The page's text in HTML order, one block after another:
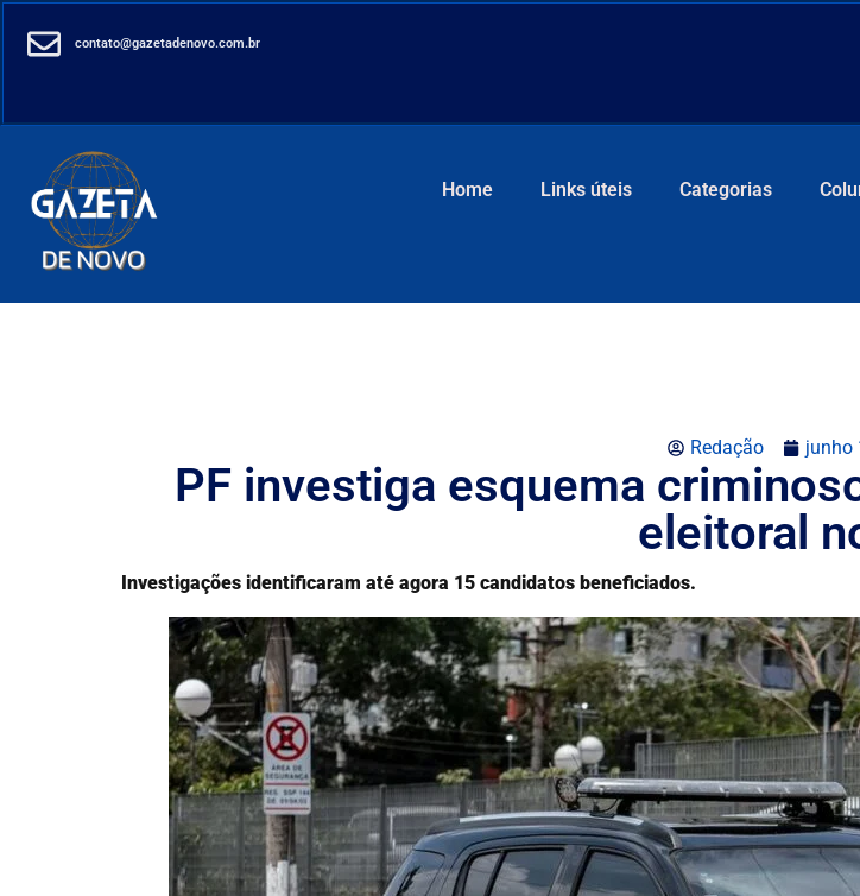
contato@gazetadenovo.com.br
Home Links úteis Categorias
Redação junho
PF investiga esquema
eleitoral
Investigações identificaram até agora 15 candidatos beneficiados.